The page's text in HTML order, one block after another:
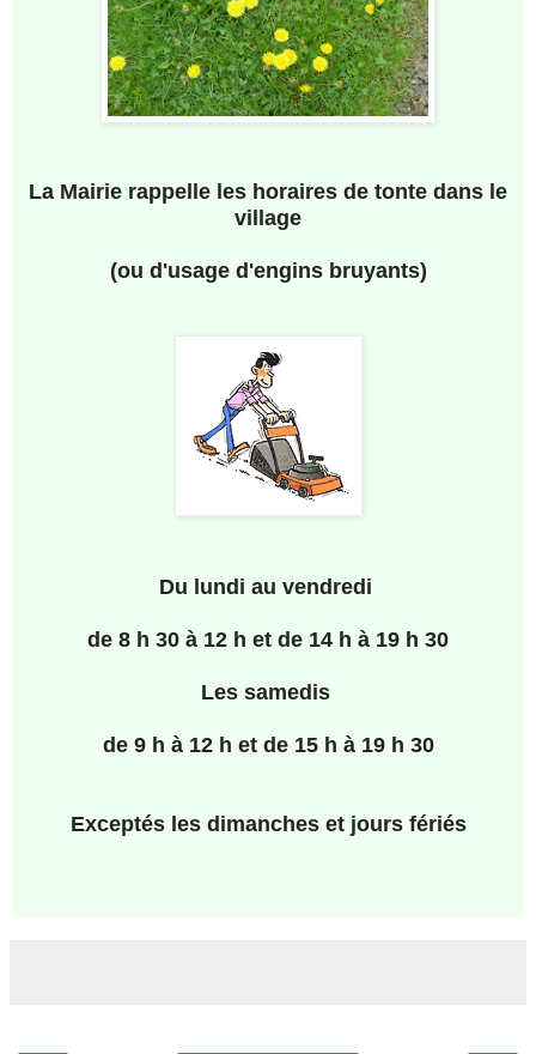
La Mairie rappelle les horaires de tonte dans le
village
(ou d'usage d'engins bruyants)
Du lundi au vendredi
de 8 h 30 à 12 h et de 14 h à 19 h 30
Les samedis
de 9 h à 12 h et de 15 h à 19 h 30
Exceptés les dimanches et jours fériés